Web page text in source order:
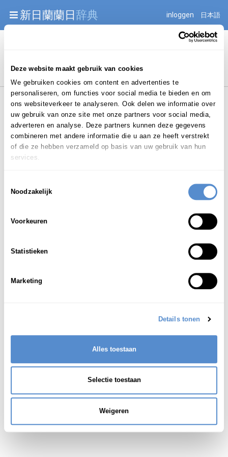
Deze website maakt gebruik van cookies
We gebruiken cookies om content en advertenties te
personaliseren, om functies voor social media te bieden en om
ons websiteverkeer te analyseren. Ook delen we informatie over
uw gebruik van onze site met onze partners voor social media,
adverteren en analyse. Deze partners kunnen deze gegevens
combineren met andere informatie die u aan ze heeft verstrekt
of die ze hebben verzameld op basis van uw gebruik van hun
services.
Noodzakelijk
Voorkeuren
Statistieken
Marketing
Details tonen
Alles toestaan
Selectie toestaan
Weigeren
Warning: Undefined array key "jnnjuid" in
/mnt/web216/d2/76/52236976/htdocs/jnnj-prod/search.php
新日蘭蘭日辞典 inloggen 日本語
Login om te bewerken ...
くうとりひき